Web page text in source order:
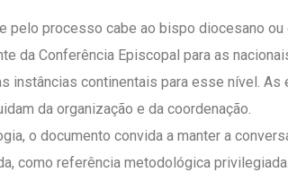
pelo processo cabe ao bispo diocesano
da Conferência Episcopal para as
instâncias continentais para esse nível. As
da organização e da coordenação.
o documento convida a manter a
como referência metodológica privilegiada.